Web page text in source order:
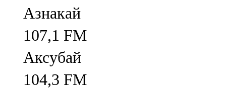
Азнакай
107,1 FM
Аксубай
104,3 FM